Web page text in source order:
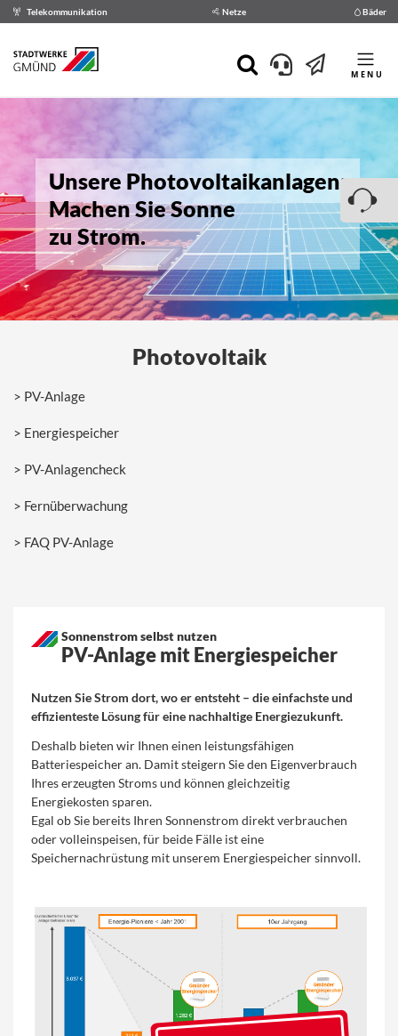
Telekommunikation Netze Bäder
MENU
Unsere Photovoltaikanlagen:
Machen Sie Sonne
zu Strom.
Sonnenstrom selbst nutzen
PV-Anlage mit Energiespeicher
Nutzen Sie Strom dort, wo er entsteht – die einfachste und
effizienteste Lösung für eine nachhaltige Energiezukunft.
Deshalb bieten wir Ihnen einen leistungsfähigen
Batteriespeicher an. Damit steigern Sie den Eigenverbrauch
Ihres erzeugten Stroms und können gleichzeitig
Energiekosten sparen.
Egal ob Sie bereits Ihren Sonnenstrom direkt verbrauchen
oder volleinspeisen, für beide Fälle ist eine
Speichernachrüstung mit unserem Energiespeicher sinnvoll.
Photovoltaik
PV-Anlage
Energiespeicher
PV-Anlagencheck
Fernüberwachung
FAQ PV-Anlage